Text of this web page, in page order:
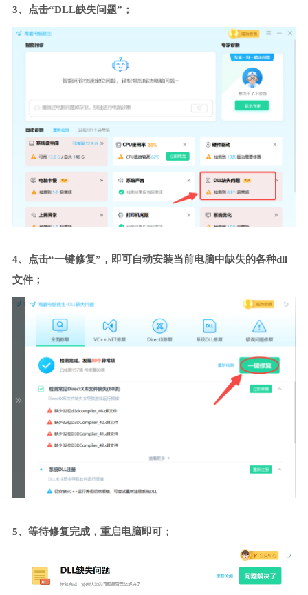
3、点击“DLL缺失问题”；
4、点击“一键修复”，即可自动安装当前电脑中缺失的各种dll
文件；
5、等待修复完成，重启电脑即可；